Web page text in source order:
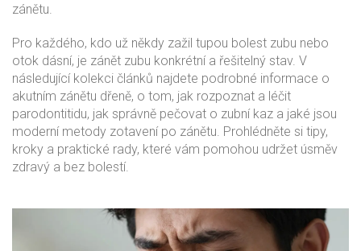
zánětu.
Pro každého, kdo už někdy zažil tupou bolest zubu nebo
otok dásní, je zánět zubu konkrétní a řešitelný stav. V
následující kolekci článků najdete podrobné informace o
akutním zánětu dřeně, o tom, jak rozpoznat a léčit
parodontitidu, jak správně pečovat o zubní kaz a jaké jsou
moderní metody zotavení po zánětu. Prohlédněte si tipy,
kroky a praktické rady, které vám pomohou udržet úsměv
zdravý a bez bolestí.